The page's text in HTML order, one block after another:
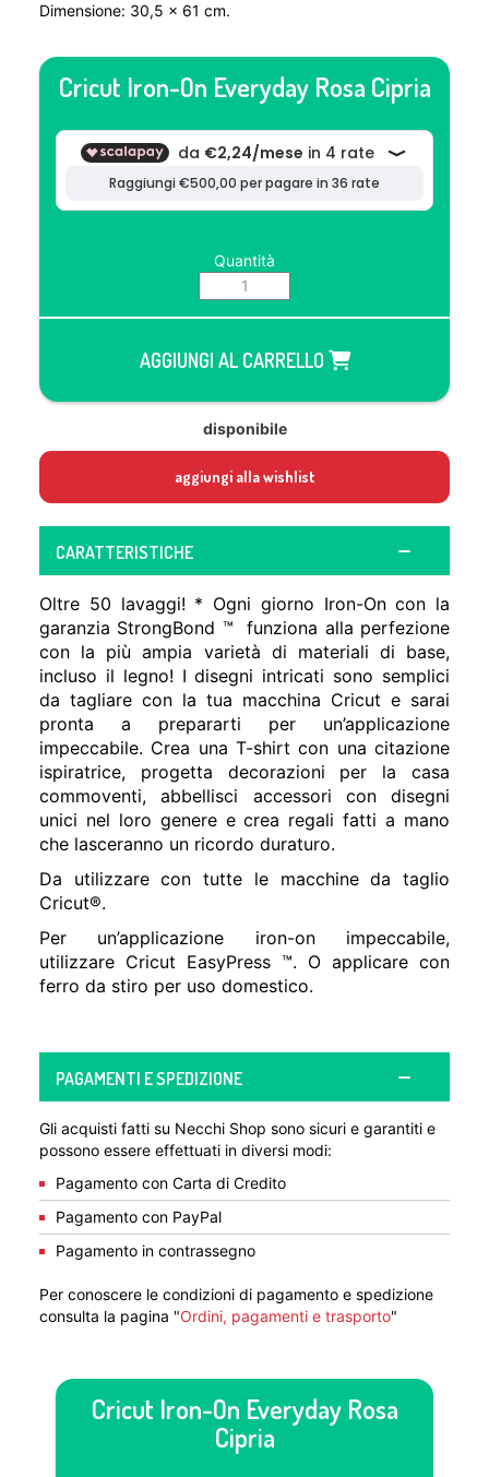
Dimensione: 30,5 x 61 cm.
Cricut Iron-On Everyday Rosa Cipria
Quantità
AGGIUNGI AL CARRELLO
disponibile
aggiungi alla wishlist
CARATTERISTICHE
Oltre 50 lavaggi! * Ogni giorno Iron-On con la
garanzia StrongBond ™ funziona alla perfezione
con la più ampia varietà di materiali di base,
incluso il legno! I disegni intricati sono semplici
da tagliare con la tua macchina Cricut e sarai
pronta a prepararti per un’applicazione
impeccabile. Crea una T-shirt con una citazione
ispiratrice, progetta decorazioni per la casa
commoventi, abbellisci accessori con disegni
unici nel loro genere e crea regali fatti a mano
che lasceranno un ricordo duraturo.
Da utilizzare con tutte le macchine da taglio
Cricut®.
Per un’applicazione iron-on impeccabile,
utilizzare Cricut EasyPress ™. O applicare con
ferro da stiro per uso domestico.
PAGAMENTI E SPEDIZIONE
Gli acquisti fatti su Necchi Shop sono sicuri e garantiti e
possono essere effettuati in diversi modi:
Pagamento con Carta di Credito
Pagamento con PayPal
Pagamento in contrassegno
Per conoscere le condizioni di pagamento e spedizione
consulta la pagina "Ordini, pagamenti e trasporto"
Cricut Iron-On Everyday Rosa
Cipria